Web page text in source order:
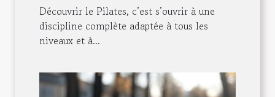
Découvrir le Pilates, c’est s’ouvrir à une
discipline complète adaptée à tous les
niveaux et à...